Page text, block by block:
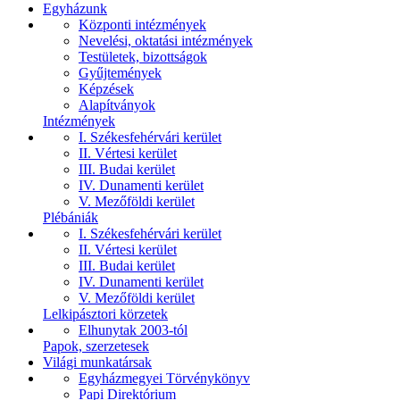
Egyházunk
Központi intézmények
Nevelési, oktatási intézmények
Testületek, bizottságok
Gyűjtemények
Képzések
Alapítványok
Intézmények
I. Székesfehérvári kerület
II. Vértesi kerület
III. Budai kerület
IV. Dunamenti kerület
V. Mezőföldi kerület
Plébániák
I. Székesfehérvári kerület
II. Vértesi kerület
III. Budai kerület
IV. Dunamenti kerület
V. Mezőföldi kerület
Lelkipásztori körzetek
Elhunytak 2003-tól
Papok, szerzetesek
Világi munkatársak
Egyházmegyei Törvénykönyv
Papi Direktórium